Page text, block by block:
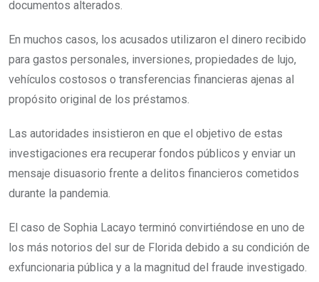
documentos alterados.
En muchos casos, los acusados utilizaron el dinero recibido
para gastos personales, inversiones, propiedades de lujo,
vehículos costosos o transferencias financieras ajenas al
propósito original de los préstamos.
Las autoridades insistieron en que el objetivo de estas
investigaciones era recuperar fondos públicos y enviar un
mensaje disuasorio frente a delitos financieros cometidos
durante la pandemia.
El caso de Sophia Lacayo terminó convirtiéndose en uno de
los más notorios del sur de Florida debido a su condición de
exfuncionaria pública y a la magnitud del fraude investigado.